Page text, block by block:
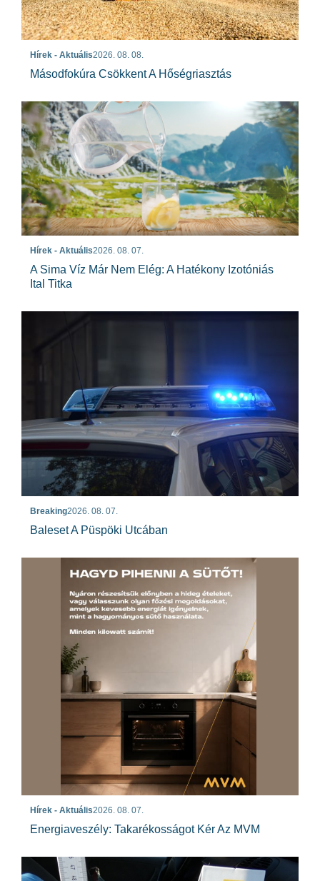
Hírek - Aktuális2026. 08. 08.
Másodfokúra Csökkent A Hőségriasztás
Hírek - Aktuális2026. 08. 07.
A Sima Víz Már Nem Elég: A Hatékony Izotóniás
Ital Titka
Breaking2026. 08. 07.
Baleset A Püspöki Utcában
Hírek - Aktuális2026. 08. 07.
Energiaveszély: Takarékosságot Kér Az MVM